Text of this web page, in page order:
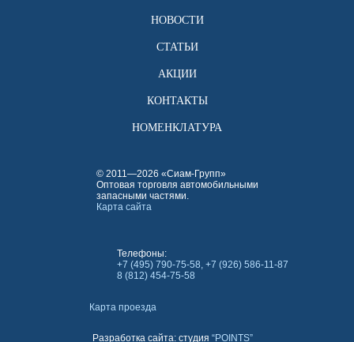
НОВОСТИ
СТАТЬИ
АКЦИИ
КОНТАКТЫ
НОМЕНКЛАТУРА
© 2011—2026 «Сиам-Групп»
Оптовая торговля автомобильными
запасными частями.
Карта сайта
Телефоны:
+7 (495) 790-75-58, +7 (926) 586-11-87
8 (812) 454-75-58
Карта проезда
Разработка сайта: студия “POINTS”